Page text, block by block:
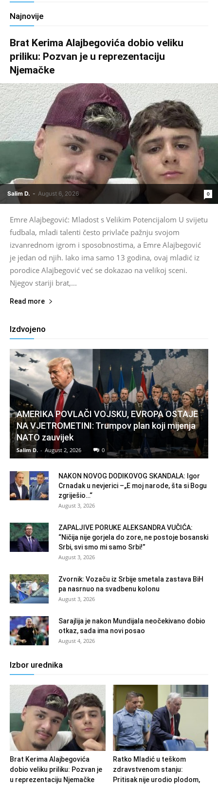
Najnovije
Brat Kerima Alajbegovića dobio veliku
priliku: Pozvan je u reprezentaciju
Njemačke
Salim D. - August 6, 2026 0
Emre Alajbegović: Mladost s Velikim Potencijalom U svijetu
fudbala, mladi talenti često privlače pažnju svojom
izvanrednom igrom i sposobnostima, a Emre Alajbegović
je jedan od njih. Iako ima samo 13 godina, ovaj mladić iz
porodice Alajbegović već se dokazao na velikoj sceni.
Njegov stariji brat,...
Read more
Izdvojeno
AMERIKA POVLAČI VOJSKU, EVROPA OSTAJE
NA VJETROMETINI: Trumpov plan koji mijenja
NATO zauvijek
Salim D. - August 2, 2026 0
NAKON NOVOG DODIKOVOG SKANDALA: Igor
Crnadak u nevjerici –„E moj narode, šta si Bogu
zgriješio…“
August 3, 2026
ZAPALJIVE PORUKE ALEKSANDRA VUČIĆA:
“Ničija nije gorjela do zore, ne postoje bosanski
Srbi, svi smo mi samo Srbi!”
August 3, 2026
Zvornik: Vozaču iz Srbije smetala zastava BiH
pa nasrnuo na svadbenu kolonu
August 3, 2026
Sarajlija je nakon Mundijala neočekivano dobio
otkaz, sada ima novi posao
August 4, 2026
Izbor urednika
Brat Kerima Alajbegovića
dobio veliku priliku: Pozvan je
u reprezentaciju Njemačke
Ratko Mladić u teškom
zdravstvenom stanju:
Pritisak nije urodio plodom,